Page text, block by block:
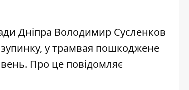
Дніпра Володимир Сусленков
у трамвая пошкоджене
Про це повідомляє